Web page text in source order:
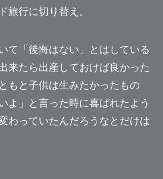
旅行に切り替え。
て「後悔はない」とはしている
来たら出産しておけば良かった
もと子供は生みたかったもの
よ」と言った時に喜ばれたよう
わっていたんだろうなとだけは